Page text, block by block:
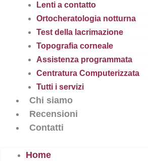
Lenti a contatto
Ortocheratologia notturna
Test della lacrimazione
Topografia corneale
Assistenza programmata
Centratura Computerizzata
Tutti i servizi
Chi siamo
Recensioni
Contatti
Home